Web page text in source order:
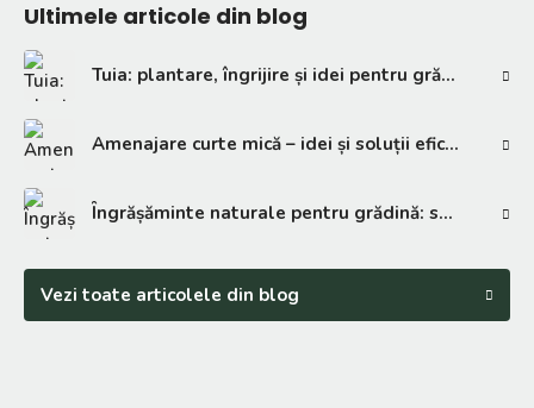
Ultimele articole din blog
Tuia: plantare, îngrijire și idei pentru grădină
Amenajare curte mică – idei și soluții eficiente
Îngrășăminte naturale pentru grădină: soluții eficiente
Vezi toate articolele din blog